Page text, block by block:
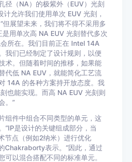
径（NA）的极紫外（EUV）光刻
允许我们使用单次 EUV 光刻，
但展望未来，我们将不得不采用多
是用单次高 NA EUV 光刻替代多次
所在。我们目前正在 Intel 14A
我们已经制定了设计规则，以便
术。但随着时间的推移，如果能
代低 NA EUV，就能简化工艺流
14A 的各种方案持开放态度。我
也能实现。而高 NA EUV 光刻则
。”
组件中组合不同类型的单元，这
“IP是设计的关键组成部分，当
节点（例如2纳米）进行优化
Chakraborty表示。“因此，通过
可以混合搭配不同的标准单元。